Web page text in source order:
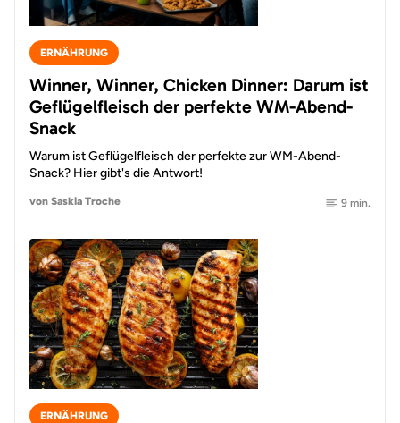
ERNÄHRUNG
Winner, Winner, Chicken Dinner: Darum ist
Geflügelfleisch der perfekte WM-Abend-
Snack
Warum ist Geflügelfleisch der perfekte zur WM-Abend-
Snack? Hier gibt's die Antwort!
von Saskia Troche 9 min.
ERNÄHRUNG